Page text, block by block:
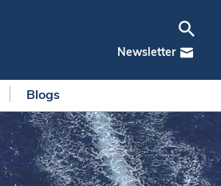
Newsletter
Blogs